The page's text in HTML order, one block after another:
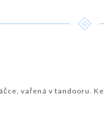
vařená v tandooru.